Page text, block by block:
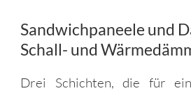
Sandwichpaneele und
Schall- und
Drei Schichten, die für